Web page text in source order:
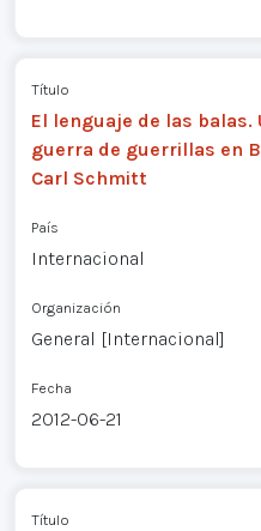
Título
El lenguaje de las balas.
guerra de guerrillas en
Carl Schmitt
País
Internacional
Organización
General [Internacional]
Fecha
2012-06-21
Título